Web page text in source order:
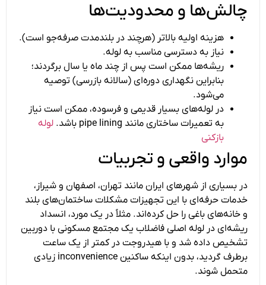
چالش‌ها و محدودیت‌ها
هزینه اولیه بالاتر (هرچند در بلندمدت صرفه‌جو است).
نیاز به دسترسی مناسب به لوله.
ریشه‌ها ممکن است پس از چند ماه یا سال برگردند؛
بنابراین نگهداری دوره‌ای (سالانه بازرسی) توصیه
می‌شود.
در لوله‌های بسیار قدیمی و فرسوده، ممکن است نیاز
به تعمیرات ساختاری مانند pipe lining باشد.
لوله
بازکنی
موارد واقعی و تجربیات
در بسیاری از شهرهای ایران مانند تهران، اصفهان و شیراز،
خدمات حرفه‌ای با این تجهیزات مشکلات ساختمان‌های بلند
و خانه‌های باغی را حل کرده‌اند. مثلاً در یک مورد، انسداد
ریشه‌ای در لوله اصلی فاضلاب یک مجتمع مسکونی با دوربین
تشخیص داده شد و با هیدروجت در کمتر از یک ساعت
برطرف گردید، بدون اینکه ساکنین inconvenience زیادی
متحمل شوند.